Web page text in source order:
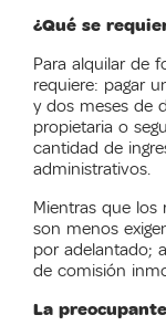
¿Qué se
Para alquilar de
requiere: pagar
y dos meses de
propietaria o
cantidad de
administrativos.
Mientras que los
son menos
por adelantado;
de comisión
La